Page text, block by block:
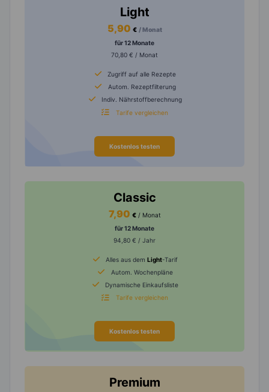
Light
5,90 € / Monat
für 12 Monate
70,80 € / Monat
Zugriff auf alle Rezepte
Autom. Rezeptfilterung
Indiv. Nährstoffberechnung
Tarife vergleichen
Kostenlos testen
Classic
7,90 € / Monat
für 12 Monate
94,80 € / Jahr
Alles aus dem Light-Tarif
Autom. Wochenpläne
Dynamische Einkaufsliste
Tarife vergleichen
Kostenlos testen
Premium